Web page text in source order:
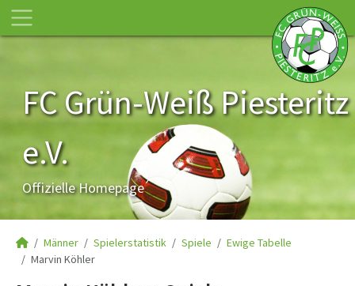
FC Grün-Weiß Piesteritz
e.V.
Offizielle Homepage
Männer Spielerstatistik Spiele
Ewige Tabelle
Marvin Köhler